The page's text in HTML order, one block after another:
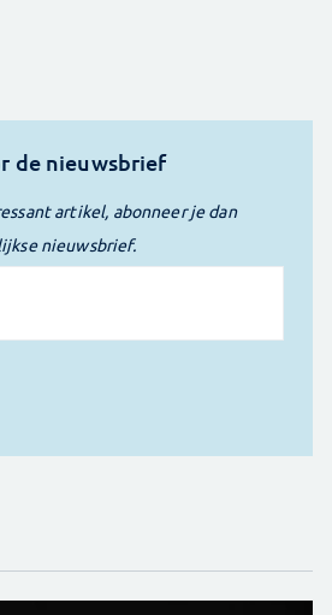
de nieuwsbrief
artikel, abonneer je dan
nieuwsbrief.